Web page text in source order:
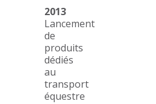
2013
Lancement
de
produits
dédiés
au
transport
équestre